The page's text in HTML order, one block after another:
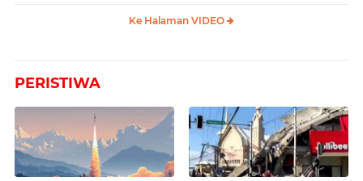
Ke Halaman VIDEO
PERISTIWA